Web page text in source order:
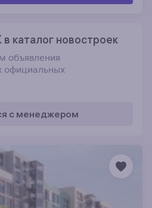
каталог новостроек
объявления
официальных
с менеджером